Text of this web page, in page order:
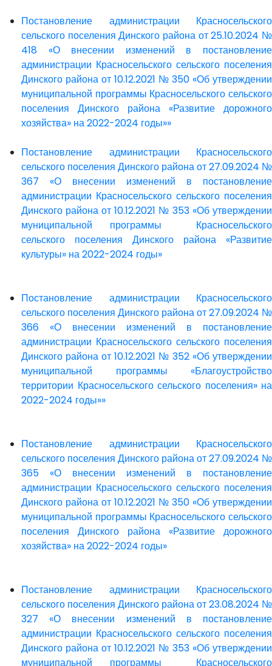
Постановление администрации Красносельского
сельского поселения Динского района от 25.10.2024 №
418 «О внесении изменений в постановление
администрации Красносельского сельского поселения
Динского района от 10.12.2021 № 350 «Об утверждении
муниципальной программы Красносельского сельского
поселения Динского района «Развитие дорожного
хозяйства» на 2022-2024 годы»»
Постановление администрации Красносельского
сельского поселения Динского района от 27.09.2024 №
367 «О внесении изменений в постановление
администрации Красносельского сельского поселения
Динского района от 10.12.2021 № 353 «Об утверждении
муниципальной программы Красносельского
сельского поселения Динского района «Развитие
культуры» на 2022-2024 годы»
Постановление администрации Красносельского
сельского поселения Динского района от 27.09.2024 №
366 «О внесении изменений в постановление
администрации Красносельского сельского поселения
Динского района от 10.12.2021 № 352 «Об утверждении
муниципальной программы «Благоустройство
территории Красносельского сельского поселения» на
2022-2024 годы»»
Постановление администрации Красносельского
сельского поселения Динского района от 27.09.2024 №
365 «О внесении изменений в постановление
администрации Красносельского сельского поселения
Динского района от 10.12.2021 № 350 «Об утверждении
муниципальной программы Красносельского сельского
поселения Динского района «Развитие дорожного
хозяйства» на 2022-2024 годы»
Постановление администрации Красносельского
сельского поселения Динского района от 23.08.2024 №
327 «О внесении изменений в постановление
администрации Красносельского сельского поселения
Динского района от 10.12.2021 № 353 «Об утверждении
муниципальной программы Красносельского